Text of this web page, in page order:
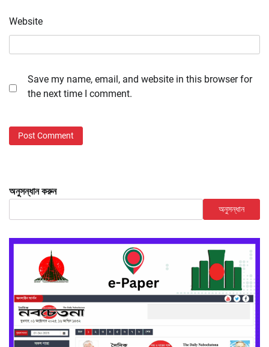
Website
Save my name, email, and website in this browser for
the next time I comment.
অনুসন্ধান করুন
অনুসন্ধান